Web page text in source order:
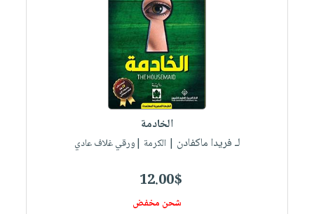
الخادمة
لـ فريدا ماكفادن | الكرمة |ورقي غلاف عادي
12.00$
شحن مخفض